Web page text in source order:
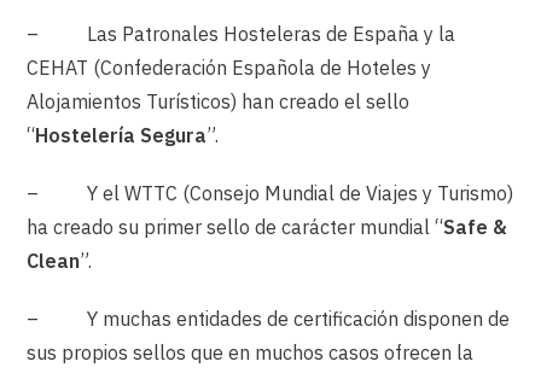
– Las Patronales Hosteleras de España y la
CEHAT (Confederación Española de Hoteles y
Alojamientos Turísticos) han creado el sello
“Hostelería Segura”.
– Y el WTTC (Consejo Mundial de Viajes y Turismo)
ha creado su primer sello de carácter mundial “Safe &
Clean”.
– Y muchas entidades de certificación disponen de
sus propios sellos que en muchos casos ofrecen la